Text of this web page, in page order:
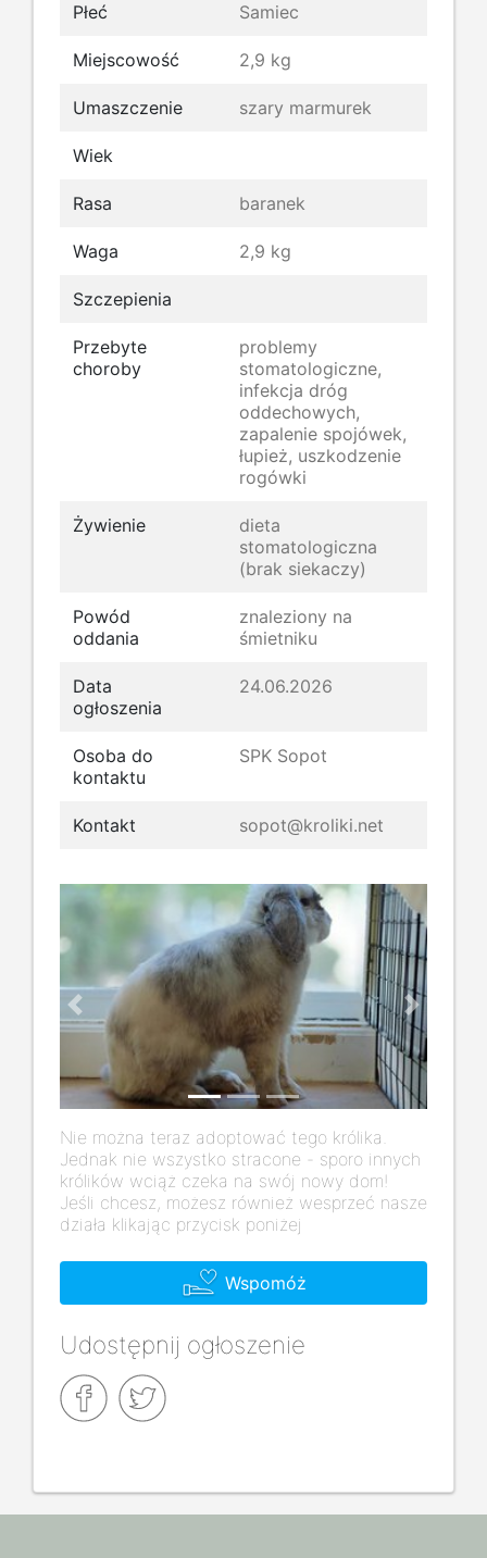
Płeć Samiec
Miejscowość 2,9 kg
Umaszczenie szary marmurek
Wiek
Rasa baranek
Waga 2,9 kg
Szczepienia
Przebyte
choroby
problemy
stomatologiczne,
infekcja dróg
oddechowych,
zapalenie spojówek,
łupież, uszkodzenie
rogówki
Żywienie
dieta
stomatologiczna
(brak siekaczy)
Powód
oddania
znaleziony na
śmietniku
Data
ogłoszenia
24.06.2026
Osoba do
kontaktu
SPK Sopot
Kontakt sopot@kroliki.net
Previous Next
Nie można teraz adoptować tego królika.
Jednak nie wszystko stracone - sporo innych
królików wciąż czeka na swój nowy dom!
Jeśli chcesz, możesz również wesprzeć nasze
działa klikając przycisk poniżej
Wspomóż
Udostępnij ogłoszenie